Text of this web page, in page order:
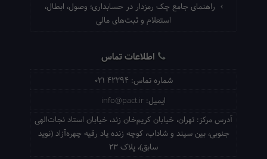
راهنمای جامع چک رمزدار در حسابداری؛ وصول، ابطال،
استعلام و ثبت‌های مالی
اطلاعات تماس
شماره تماس: 021 42294
ایمیل: info@pact.ir
آدرس مرکز: تهران، خیابان کریم‌خان زند، خیابان استاد نجات‌الهی
جنوبی، بین سپند و شاداب، کوچه زنده یاد رقیه چهره‌آزاد (نوید
سابق)، پلاک 23